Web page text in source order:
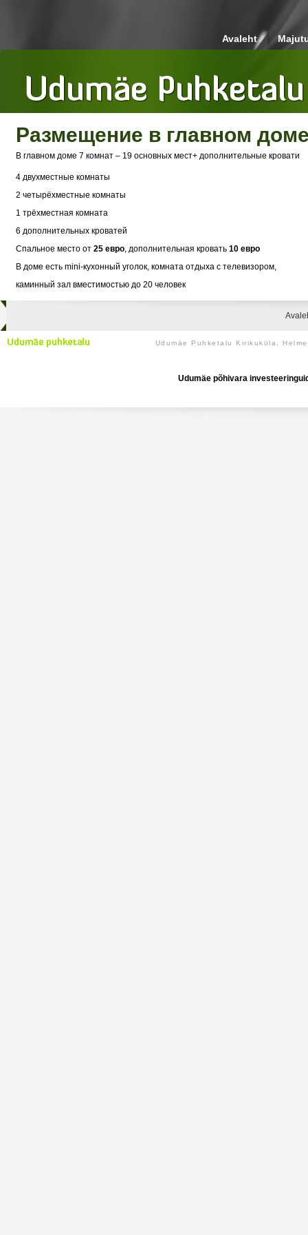
Avaleht
Размещение в главном
В главном доме 7 комнат – 19 основных мест+ дополнительные кровати
4 двухместные комнаты
2 четырёхместные комнаты
1 трёхместная комната
6 дополнительных кроватей
Спальное место от 25 евро, дополнительная кровать 10 евро
В доме есть mini-кухонный уголок, комната отдыха с телевизором,
каминный зал вместимостью до 20 человек
Udumäe Puhketalu Kirikuküla,
Udumäe põhivara